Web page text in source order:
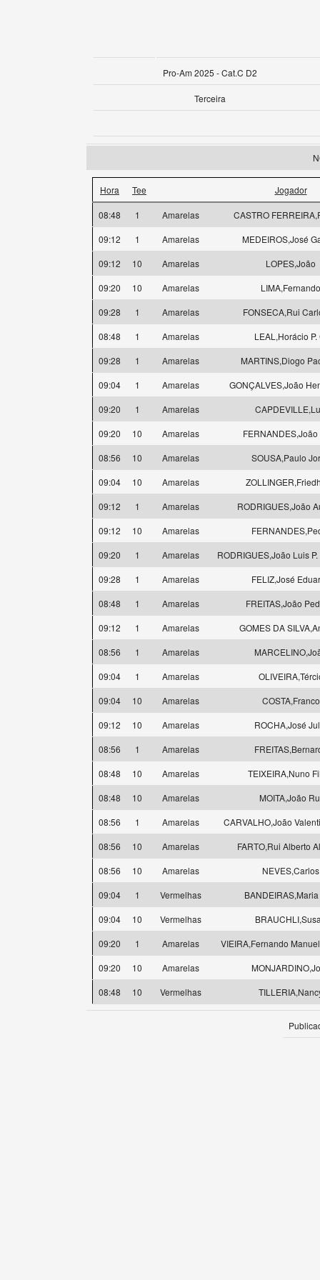
Pro-Am 2025 - Cat.C D2
Terceira
Hora Tee Jogador
08:48 1 Amarelas
CASTRO
09:12
1 Amarelas
MEDEIROS,José
09:12
10 Amarelas
LOPES,João
09:20
10 Amarelas
LIMA,Fernando
09:28
1 Amarelas
FONSECA,Rui
08:48
1 Amarelas
LEAL,Horácio P.
09:28
1 Amarelas
MARTINS,Diogo
09:04
1 Amarelas
GONÇALVES,João
09:20
1 Amarelas
09:20
10 Amarelas
08:56
10 Amarelas
SOUSA,Paulo
09:04
10 Amarelas
09:12
1 Amarelas
RODRIGUES,João
09:12
10 Amarelas
09:20
1 Amarelas
RODRIGUES,João Luis
09:28
1 Amarelas
FELIZ,José
08:48
1 Amarelas
FREITAS,João
09:12
1 Amarelas
GOMES DA
08:56
1 Amarelas
09:04
1 Amarelas
09:04
10 Amarelas
COSTA,Franco
09:12
10 Amarelas
ROCHA,José
08:56
1 Amarelas
08:48
10 Amarelas
TEIXEIRA,Nuno
08:48
10 Amarelas
MOITA,João
08:56
1 Amarelas
CARVALHO,João
08:56
10 Amarelas
FARTO,Rui Alberto
08:56
10 Amarelas
NEVES,Carlos
09:04
1 Vermelhas
09:04
10 Vermelhas
09:20
1 Amarelas
VIEIRA,Fernando
09:20
10 Amarelas
08:48
10 Vermelhas